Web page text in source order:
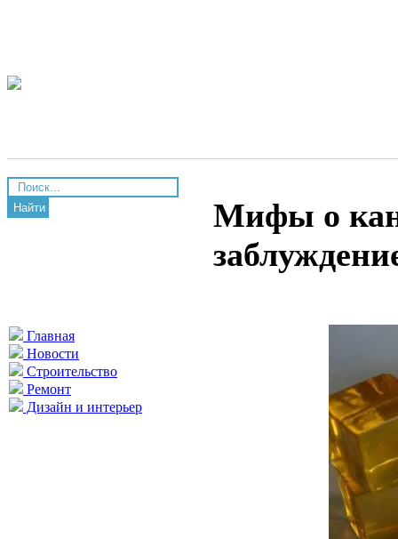
Найти
Главная
Новости
Строительство
Ремонт
Дизайн и интерьер
Мифы о